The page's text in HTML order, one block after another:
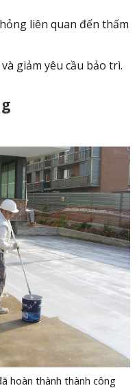
liên quan đến thấm
giảm yêu cầu bảo trì.
hoàn thành thành công